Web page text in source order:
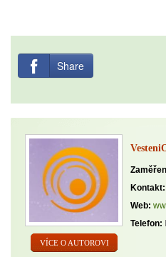
Share
VÍCE O AUTOROVI
Kontakt:
Web:
Telefon: